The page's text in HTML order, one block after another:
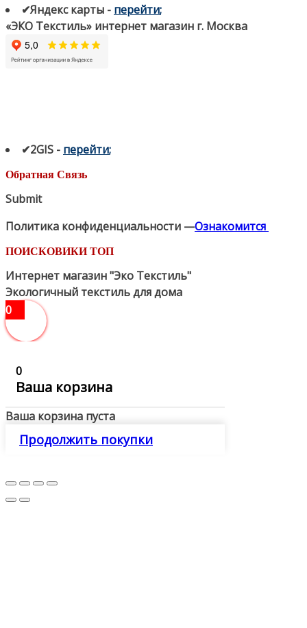
✔Яндекс карты - перейти;
«ЭКО Текстиль» интернет магазин г. Москва
✔2GIS - перейти;
Обратная Связь
Submit
Политика конфиденциальности —Ознакомится
ПОИСКОВИКИ ТОП
Интернет магазин "Эко Текстиль"
Экологичный текстиль для дома
0
0
Ваша корзина
Ваша корзина пуста
Продолжить покупки